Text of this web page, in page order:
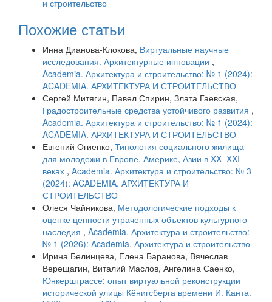
и строительство
Похожие статьи
Инна Дианова-Клокова, Виртуальные научные
исследования. Архитектурные инновации ,
Academia. Архитектура и строительство: № 1 (2024):
ACADEMIA. АРХИТЕКТУРА И СТРОИТЕЛЬСТВО
Сергей Митягин, Павел Спирин, Злата Гаевская,
Градостроительные средства устойчивого развития ,
Academia. Архитектура и строительство: № 1 (2024):
ACADEMIA. АРХИТЕКТУРА И СТРОИТЕЛЬСТВО
Евгений Огиенко, Типология социального жилища
для молодежи в Европе, Америке, Азии в XX–XXI
веках , Academia. Архитектура и строительство: № 3
(2024): ACADEMIA. АРХИТЕКТУРА И
СТРОИТЕЛЬСТВО
Олеся Чайникова, Методологические подходы к
оценке ценности утраченных объектов культурного
наследия , Academia. Архитектура и строительство:
№ 1 (2026): Academia. Архитектура и строительство
Ирина Белинцева, Елена Баранова, Вячеслав
Верещагин, Виталий Маслов, Ангелина Саенко,
Юнкерштрассе: опыт виртуальной реконструкции
исторической улицы Кёнигсберга времени И. Канта.